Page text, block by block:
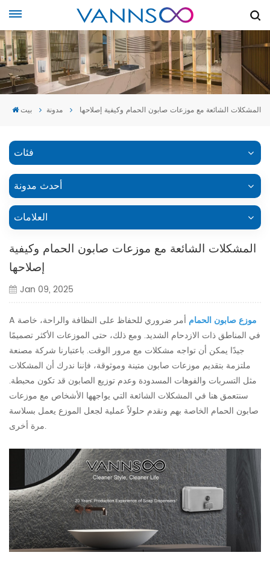
بيت مدونة المشكلات الشائعة مع موزعات صابون الحمام وكيفية إصلاحها
فئات
أحدث مدونة
العلامات
المشكلات الشائعة مع موزعات صابون الحمام وكيفية
إصلاحها
Jan 09, 2025
A موزع صابون الحمام أمر ضروري للحفاظ على النظافة والراحة، خاصة
في المناطق ذات الازدحام الشديد. ومع ذلك، حتى الموزعات الأكثر تصميمًا
جيدًا يمكن أن تواجه مشكلات مع مرور الوقت. باعتبارنا شركة مصنعة
ملتزمة بتقديم موزعات صابون متينة وموثوقة، فإننا ندرك أن المشكلات
مثل التسربات والفوهات المسدودة وعدم توزيع الصابون قد تكون محبطة.
سنتعمق هنا في المشكلات الشائعة التي يواجهها الأشخاص مع موزعات
صابون الحمام الخاصة بهم ونقدم حلولاً عملية لجعل الموزع يعمل بسلاسة
مرة أخرى.